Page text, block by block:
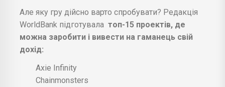
Але яку гру дійсно варто спробувати? Редакція
WorldBank підготувала топ-15 проектів, де
можна заробити і вивести на гаманець свій
дохід:
Axie Infinity
Chainmonsters